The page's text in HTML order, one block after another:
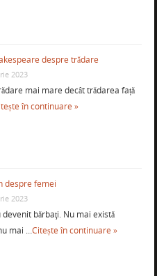
despre trădare
2023
mai mare decât trădarea față
în continuare »
despre femei
2023
devenit bărbaţi. Nu mai există
mai …Citește în continuare »